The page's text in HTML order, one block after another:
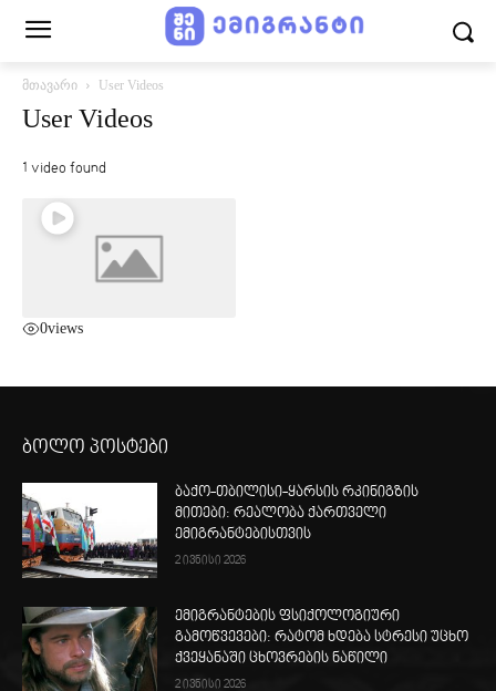
მთავარი User Videos
User Videos
1 video found
0views
ბოლო პოსტები
ბაქო-თბილისი-ყარსის რკინიგზის
მითები: რეალობა ქართველი
ემიგრანტებისთვის
2 ივნისი 2026
ემიგრანტების ფსიქოლოგიური
გამოწვევები: რატომ ხდება სტრესი უცხო
ქვეყანაში ცხოვრების ნაწილი
2 ივნისი 2026